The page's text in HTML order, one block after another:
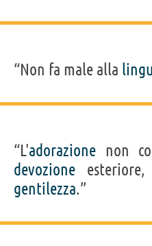
“Non fa male alla
“L'adorazione non
devozione
gentilezza.”